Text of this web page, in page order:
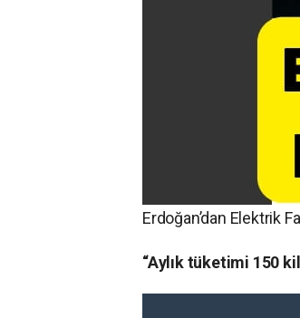
Erdoğan’dan Elektrik
“Aylık tüketimi 150